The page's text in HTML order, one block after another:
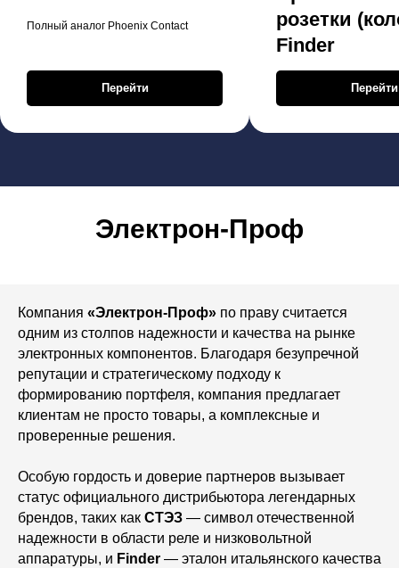
Полный аналог Phoenix Contact
Перейти
розетки
Finder
Перейти
Электрон-Проф
Компания «Электрон-Проф» по праву считается
одним из столпов надежности и качества на рынке
электронных компонентов. Благодаря безупречной
репутации и стратегическому подходу к
формированию портфеля, компания предлагает
клиентам не просто товары, а комплексные и
проверенные решения.
Особую гордость и доверие партнеров вызывает
статус официального дистрибьютора легендарных
брендов, таких как СТЭЗ — символ отечественной
надежности в области реле и низковольтной
аппаратуры, и Finder — эталон итальянского качества